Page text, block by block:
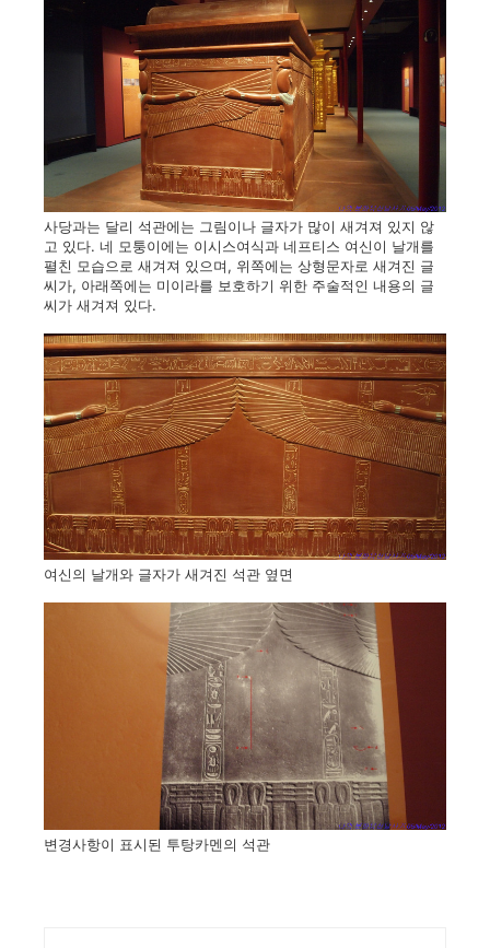
사당과는 달리 석관에는 그림이나 글자가 많이 새겨져 있지 않
고 있다. 네 모퉁이에는 이시스여식과 네프티스 여신이 날개를
펼친 모습으로 새겨져 있으며, 위쪽에는 상형문자로 새겨진 글
씨가, 아래쪽에는 미이라를 보호하기 위한 주술적인 내용의 글
씨가 새겨져 있다.
여신의 날개와 글자가 새겨진 석관 옆면
변경사항이 표시된 투탕카멘의 석관